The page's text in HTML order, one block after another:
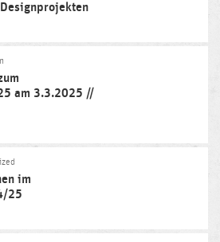
am 3.3.2025 //
im
25